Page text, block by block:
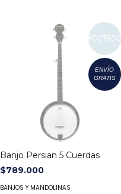
AGOTADO
ENVÍO
GRATIS
Banjo Persian 5 Cuerdas
$789.000
BANJOS Y MANDOLINAS